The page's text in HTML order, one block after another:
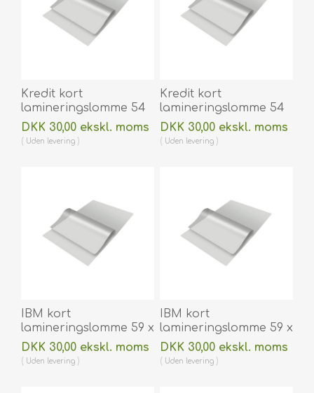
Kredit kort
lamineringslomme 54
x 86 mm blank/klar
125 micron/my til
varmlaminering 100
DKK 30,00 ekskl. moms
Uden levering
Kredit kort
lamineringslomme 54
x 86 mm blank/klar
175 micron/my til
varmlaminering 100
DKK 30,00 ekskl. moms
Uden levering
IBM kort
lamineringslomme 59 x
83 mm blank/klar 180
micron/my til
varmlaminering 100
DKK 30,00 ekskl. moms
Uden levering
IBM kort
lamineringslomme 59 x
83 mm blank / klar
250 micron / my til
varmlaminering 100
DKK 30,00 ekskl. moms
Uden levering